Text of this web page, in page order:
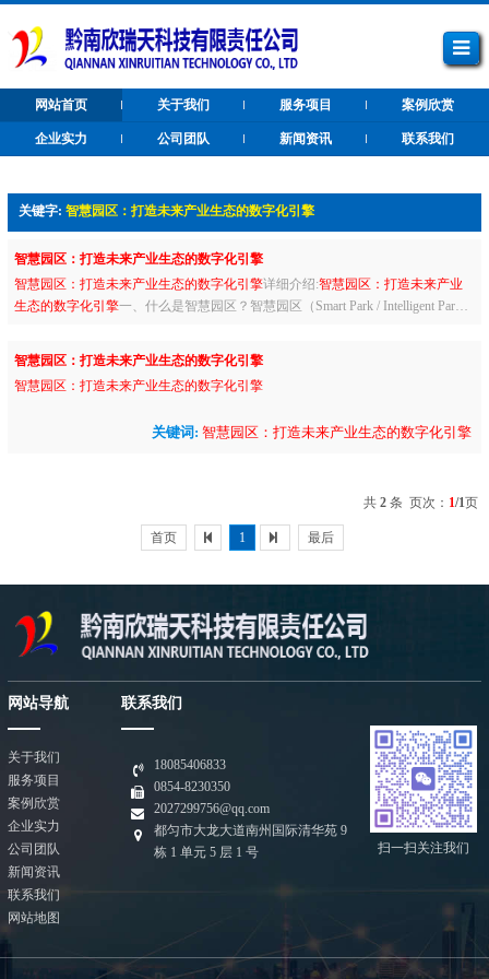
网站首页 关于我们 服务项目 案例欣赏
企业实力 公司团队 新闻资讯 联系我们
关键字: 智慧园区：打造未来产业生态的数字化引擎
智慧园区：打造未来产业生态的数字化引擎
智慧园区：打造未来产业生态的数字化引擎详细介绍:智慧园区：打造未来产业
生态的数字化引擎一、什么是智慧园区？智慧园区（Smart Park / Intelligent Par
智慧园区：打造未来产业生态的数字化引擎
智慧园区：打造未来产业生态的数字化引擎
关键词: 智慧园区：打造未来产业生态的数字化引擎
共2 条 页次： 1/1页
首页 1 最后
网站导航
关于我们
服务项目
案例欣赏
企业实力
公司团队
新闻资讯
联系我们
网站地图
联系我们
18085406833
0854-8230350
2027299756@qq.com
都匀市大龙大道南州国际清华苑 9
栋 1 单元 5 层 1 号
扫一扫关注我们